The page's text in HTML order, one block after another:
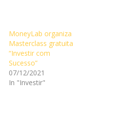
MoneyLab organiza
Masterclass gratuita
“Investir com
Sucesso”
07/12/2021
In "Investir"